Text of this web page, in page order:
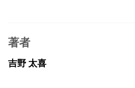
著者
吉野 太喜